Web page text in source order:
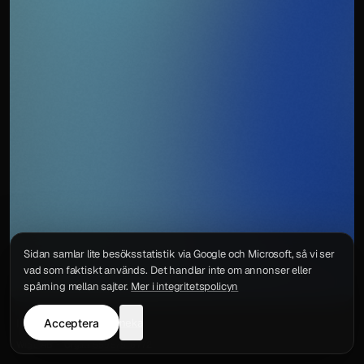
IntegritetspolicyKontakt
Sidan samlar lite besöksstatistik via Google och Microsoft, så vi ser
vad som faktiskt används. Det handlar inte om annonser eller
spårning mellan sajter. Mer i integritetspolicyn
Acceptera neka